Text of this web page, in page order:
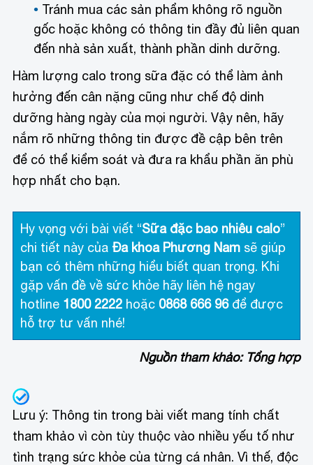
Tránh mua các sản phẩm không rõ nguồn
gốc hoặc không có thông tin đầy đủ liên quan
đến nhà sản xuất, thành phần dinh dưỡng.
Hàm lượng calo trong sữa đặc có thể làm ảnh
hưởng đến cân nặng cũng như chế độ dinh
dưỡng hàng ngày của mọi người. Vậy nên, hãy
nắm rõ những thông tin được đề cập bên trên
để có thể kiểm soát và đưa ra khẩu phần ăn phù
hợp nhất cho bạn.
Hy vọng với bài viết “Sữa đặc bao nhiêu calo”
chi tiết này của Đa khoa Phương Nam sẽ giúp
bạn có thêm những hiểu biết quan trọng. Khi
gặp vấn đề về sức khỏe hãy liên hệ ngay
hotline 1800 2222 hoặc 0868 666 96để được
hỗ trợ tư vấn nhé!
Nguồn tham khảo: Tổng hợp
Lưu ý: Thông tin trong bài viết mang tính chất
tham khảo vì còn tùy thuộc vào nhiều yếu tố như
tình trạng sức khỏe của từng cá nhân. Vì thế, độc